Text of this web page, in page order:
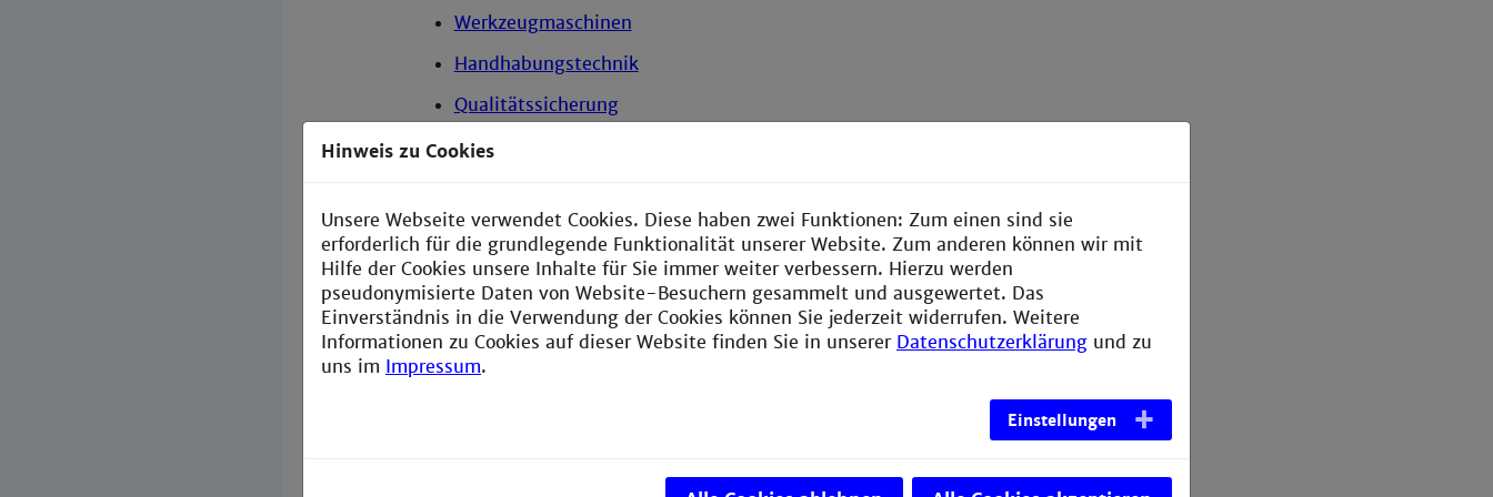
Werkzeugmaschinen
Handhabungstechnik
Qualitätssicherung
Kunststofftechnik
Software
Ansprechpartner
Anfahrt
Unternehmen
Hinweis zu Cookies
Unsere Webseite verwendet Cookies. Diese haben zwei Funktionen: Zum einen sind sie
erforderlich für die grundlegende Funktionalität unserer Website. Zum anderen können wir mit
Hilfe der Cookies unsere Inhalte für Sie immer weiter verbessern. Hierzu werden
pseudonymisierte Daten von Website-Besuchern gesammelt und ausgewertet. Das
Einverständnis in die Verwendung der Cookies können Sie jederzeit widerrufen. Weitere
Informationen zu Cookies auf dieser Website finden Sie in unserer Datenschutzerklärung und zu
uns im Impressum.
Einstellungen